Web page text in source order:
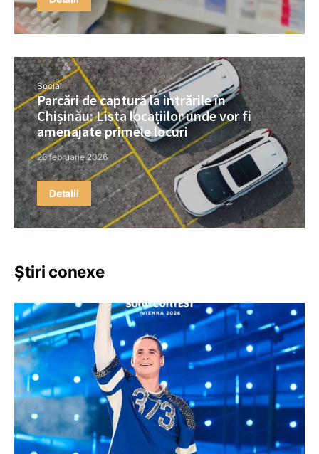
Social
Parcări de captură la intrările în
Chișinău: Lista locațiilor unde vor fi
amenajate primele locuri
26 februarie 2026
Detalii
Știri conexe